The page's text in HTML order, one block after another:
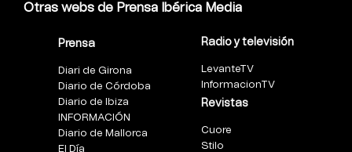
Otras webs de Prensa Ibérica Media
Prensa
Diari de Girona
Diario de Córdoba
Diario de Ibiza
INFORMACIÓN
Diario de Mallorca
El Día
Radio y televisión
LevanteTV
InformacionTV
Revistas
Cuore
Stilo